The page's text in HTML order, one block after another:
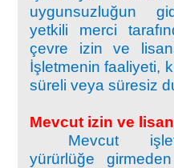
uygunsuzluğun
yetkili merci
çevre izin ve
İşletmenin faaliyeti,
süreli veya süresiz
Mevcut izin ve
Mevcut
yürürlüğe